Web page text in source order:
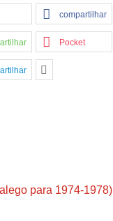
compartilhar
Pocket
para 1974-1978)